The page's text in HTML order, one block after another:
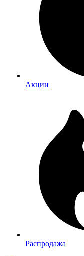
Акции
Распродажа